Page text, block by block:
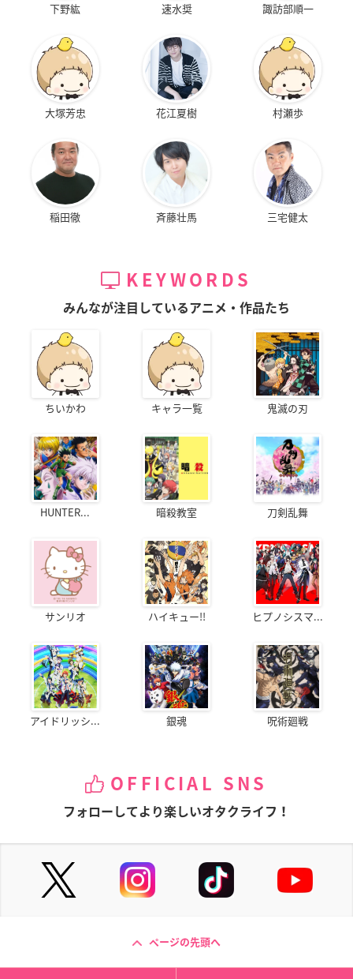
下野紘 速水奨 諏訪部順一
大塚芳忠 花江夏樹 村瀬歩
稲田徹 斉藤壮馬 三宅健太
KEYWORDS
みんなが注目しているアニメ・作品たち
ちいかわ キャラ一覧 鬼滅の刃
HUNTER... 暗殺教室 刀剣乱舞
サンリオ ハイキュー!! ヒプノシスマ...
アイドリッシ... 銀魂 呪術廻戦
OFFICIAL SNS
フォローしてより楽しいオタクライフ！
ページの先頭へ